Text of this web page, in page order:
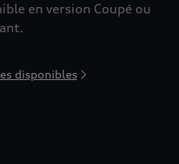
en version Coupé ou
disponibles